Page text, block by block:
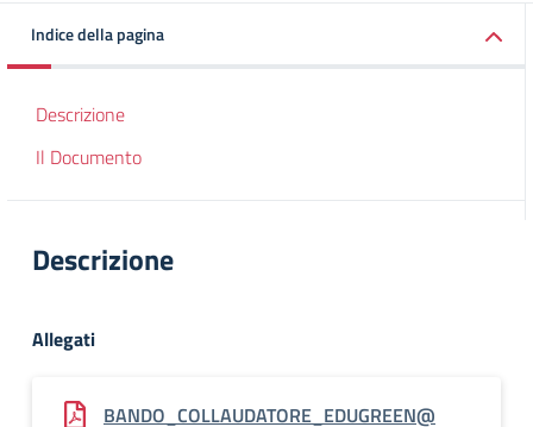
Indice della pagina
Descrizione
Il Documento
Descrizione
Allegati
BANDO_COLLAUDATORE_EDUGREEN@